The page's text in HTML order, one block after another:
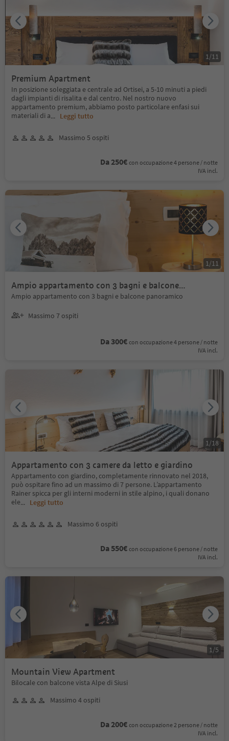
Premium Apartment
In posizione soleggiata e centrale ad Ortisei, a 5-10 minuti a piedi
dagli impianti di risalita e dal centro. Nel nostro nuovo
appartamento premium, abbiamo posto particolare enfasi sui
materiali di a... Leggi tutto
Massimo 5 ospiti
Da 250€ con occupazione 4 persone / notte
IVA incl.
1/11
Ampio appartamento con 3 bagni e balcone
panoramico
Ampio appartamento con 3 bagni e balcone panoramico
Massimo 7 ospiti
Da 300€ con occupazione 4 persone / notte
IVA incl.
1/11
Appartamento con 3 camere da letto e giardino
Appartamento con giardino, completamente rinnovato nel 2018,
può ospitare fino ad un massimo di 7 persone. L’appartamento
Rainer spicca per gli interni moderni in stile alpino, i quali donano
ele... Leggi tutto
Massimo 6 ospiti
Da 550€ con occupazione 6 persone / notte
IVA incl.
1/18
Mountain View Apartment
Bilocale con balcone vista Alpe di Siusi
Massimo 4 ospiti
Da 200€ con occupazione 2 persone / notte
IVA incl.
1/5